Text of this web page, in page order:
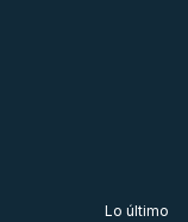
Lo último